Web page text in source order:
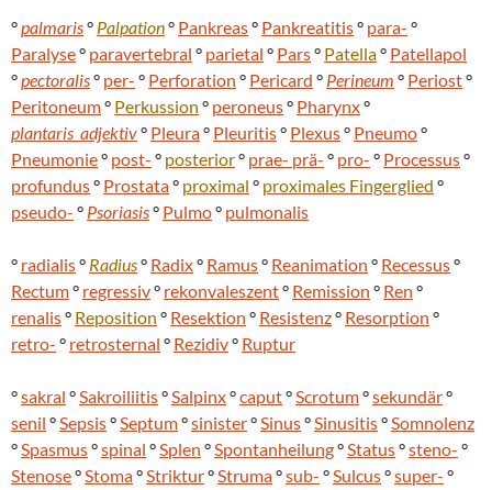
°palmaris° Palpation° Pankreas° Pankreatitis° para- °
Paralyse° paravertebral ° parietal ° Pars° Patella° Patellapol
°pectoralis° per- ° Perforation ° Pericard ° Perineum ° Periost°
Peritoneum° Perkussion ° peroneus° Pharynx°
plantaris_adjektiv° Pleura° Pleuritis° Plexus° Pneumo°
Pneumonie° post- ° posterior° prae- prä- ° pro- ° Processus°
profundus° Prostata° proximal ° proximales Fingerglied °
pseudo- ° Psoriasis° Pulmo° pulmonalis
° radialis° Radius° Radix° Ramus° Reanimation ° Recessus°
Rectum° regressiv° rekonvaleszent° Remission ° Ren °
renalis° Reposition ° Resektion ° Resistenz° Resorption °
retro- ° retrosternal ° Rezidiv° Ruptur
°sakral °Sakroiliitis°Salpinx°caput°Scrotum°sekundär°
senil °Sepsis°Septum°sinister°Sinus°Sinusitis°Somnolenz
°Spasmus°spinal °Splen °Spontanheilung°Status°steno- °
Stenose°Stoma°Striktur°Struma°sub- °Sulcus°super- °